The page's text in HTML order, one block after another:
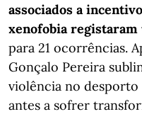
associados a
xenofobia registaram
para 21 ocorrências.
Gonçalo Pereira
violência no desporto
antes a sofrer